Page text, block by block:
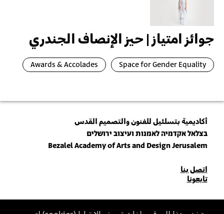
جوائز امتياز | حيز الإنصاف الجندري
Space for Gender Equality
Awards & Accolades
أكاديمية بتسلئيل للفنون والتصميم القدس
בצלאל אקדמיה לאמנות ועיצוב ירושלים
Bezalel Academy of Arts and Design Jerusalem
للاتصال
بنا
اتصل بنا
تابعونا
انضم\ي لنشرتنا البريدية (نيوزلتر)